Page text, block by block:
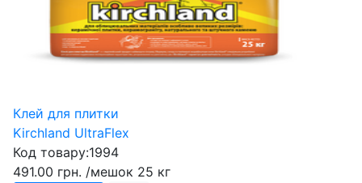
Клей для плитки
Kirchland UltraFlex
Код товару:1994
491.00 грн. /мешок 25 кг